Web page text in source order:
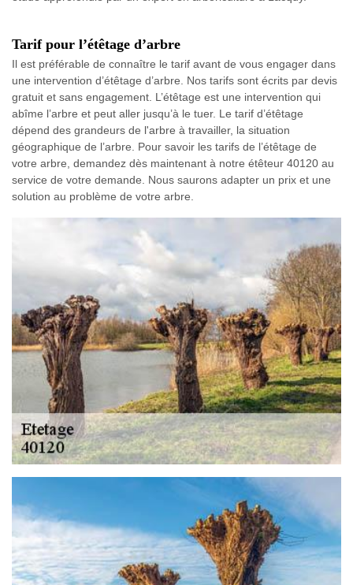
Tarif pour l’étêtage d’arbre
Il est préférable de connaître le tarif avant de vous engager dans
une intervention d’étêtage d’arbre. Nos tarifs sont écrits par devis
gratuit et sans engagement. L’étêtage est une intervention qui
abîme l’arbre et peut aller jusqu’à le tuer. Le tarif d’étêtage
dépend des grandeurs de l'arbre à travailler, la situation
géographique de l’arbre. Pour savoir les tarifs de l’étêtage de
votre arbre, demandez dès maintenant à notre étêteur 40120 au
service de votre demande. Nous saurons adapter un prix et une
solution au problème de votre arbre.